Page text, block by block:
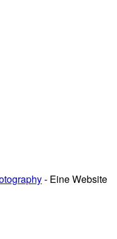
- Eine Website